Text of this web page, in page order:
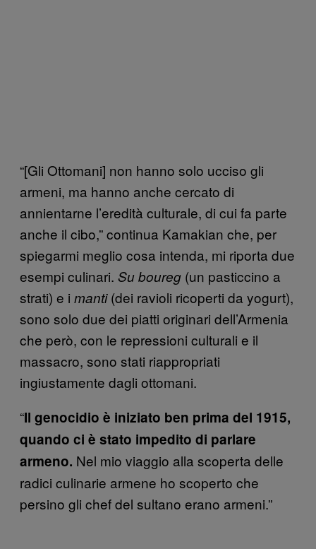
“[Gli Ottomani] non hanno solo ucciso gli
armeni, ma hanno anche cercato di
annientarne l’eredità culturale, di cui fa parte
anche il cibo,” continua Kamakian che, per
spiegarmi meglio cosa intenda, mi riporta due
esempi culinari. Su boureg (un pasticcino a
strati) e i manti(dei ravioli ricoperti da yogurt),
sono solo due dei piatti originari dell’Armenia
che però, con le repressioni culturali e il
massacro, sono stati riappropriati
ingiustamente dagli ottomani.
“Il genocidio è iniziato ben prima del 1915,
quando ci è stato impedito di parlare
armeno. Nel mio viaggio alla scoperta delle
radici culinarie armene ho scoperto che
persino gli chef del sultano erano armeni.”